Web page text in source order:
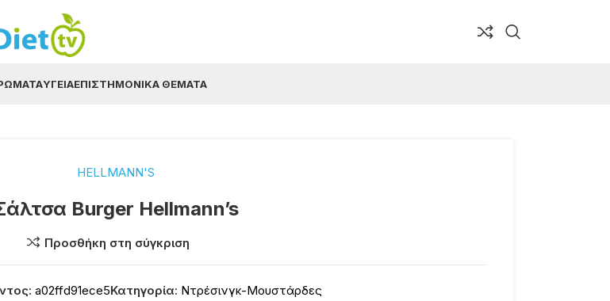
ΥΓΕΊΑΕΠΙΣΤΗΜΟΝΙΚΆ ΘΈΜΑΤΑ
HELLMANN'S
Burger Hellmann’s
Προσθήκη στη σύγκριση
a02ffd91ece5Κατηγορία: Ντρέσινγκ-Μουστάρδες